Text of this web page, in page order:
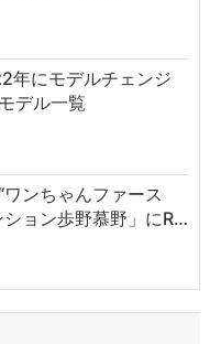
年にモデルチェンジ
デル一覧
ンちゃんファース
ション歩野慕野」にR…